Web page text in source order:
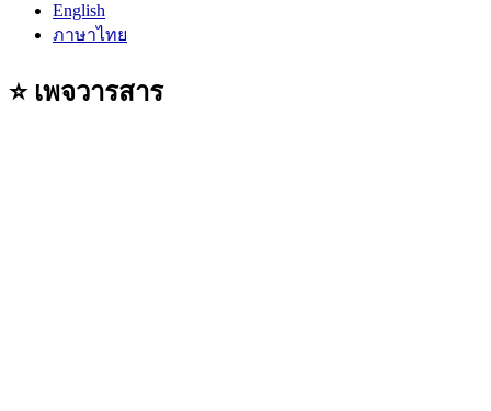
English
ภาษาไทย
⭐ เพจวารสาร